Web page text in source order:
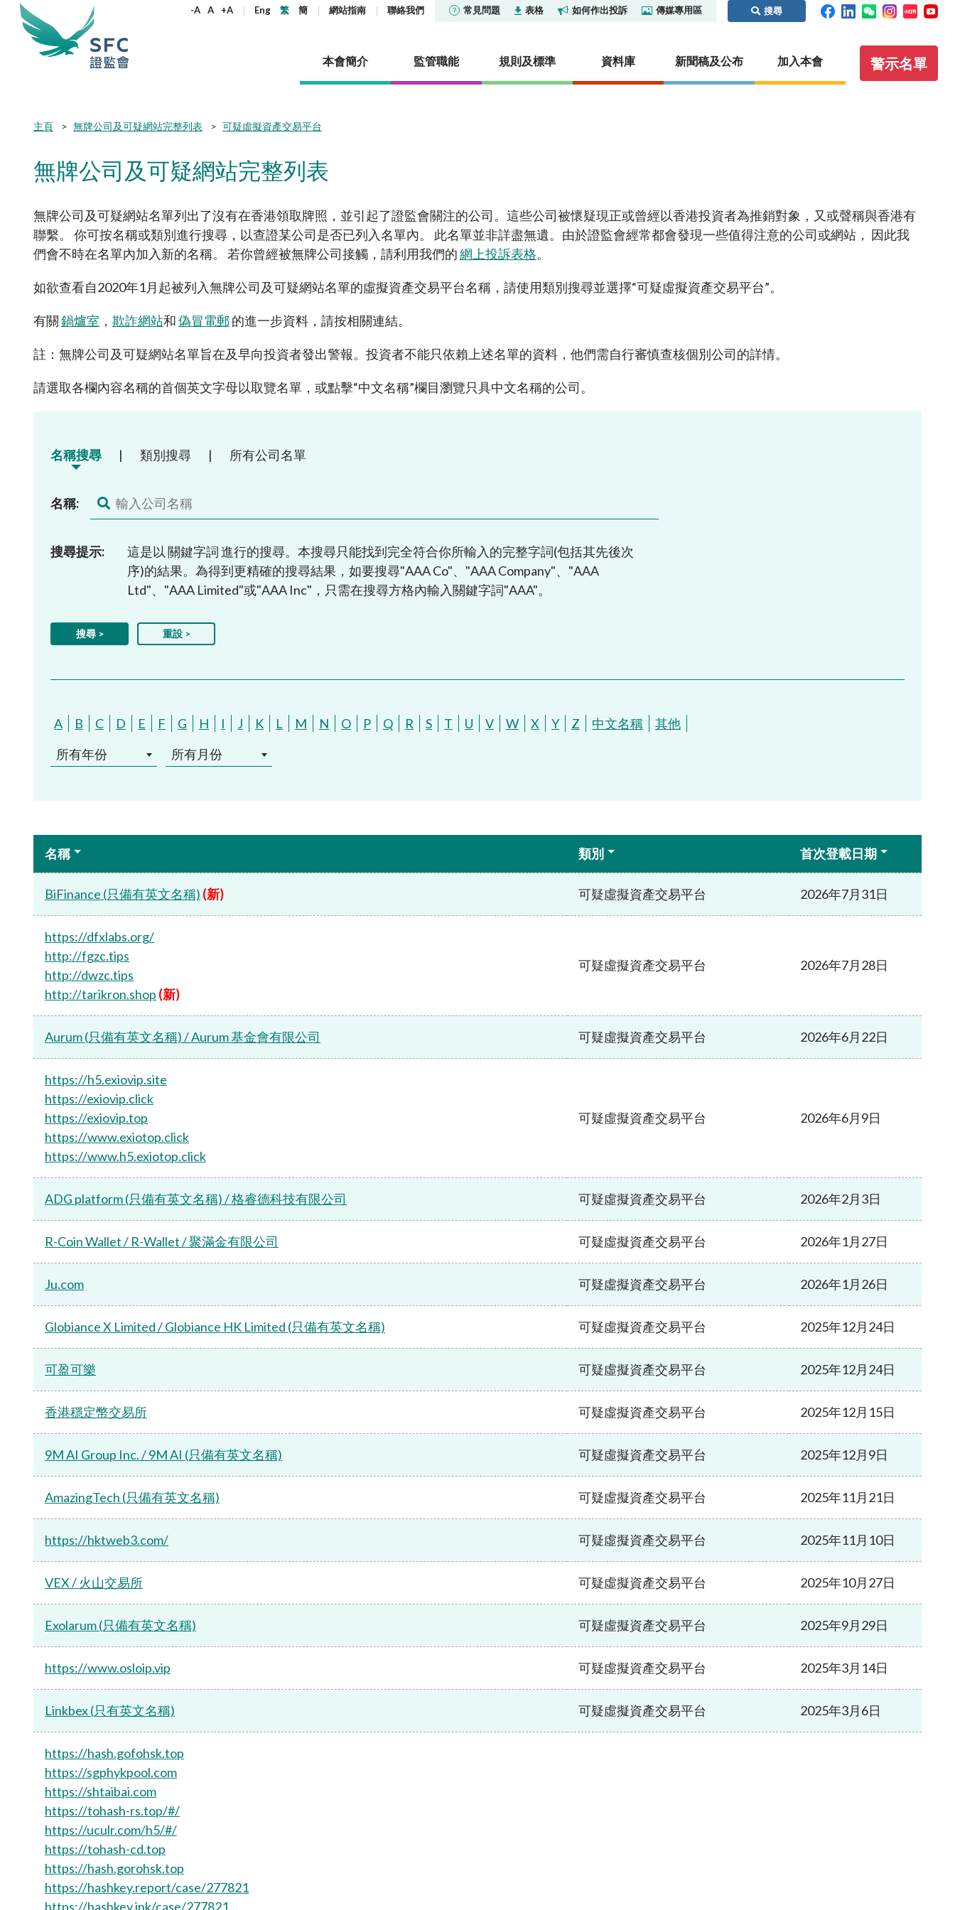
-A A +A Eng 繁 簡 網站指南 聯絡我們 常見問題 表格 如何作出投訴 傳媒專用區 搜尋
本會簡介 監管職能 規則及標準 資料庫 新聞稿及公布 加入本會 警示名單
本會簡介
監管角色
監管目標
監管對象
如何運作
組織架構
機構管治
管治架構
原則
獨立委員會及審裁處
服務承諾
關懷僱員 服務社群
保護環境
活動
本地
國際事務
公眾查詢：額外指引及查詢途徑
監管職能
企業活動
雙重存檔
企業披露
收購合併事宜
非上市股份及債權證
諮詢文件及諮詢總結
常見問題
發牌事宜
監管事宜
產品
公開發售的投資產品列表
環境、社會及管治基金列表
開放式基金型公司
房地產投資信託基金
金資助計劃
諮詢文件及諮詢總結
表格及查檢表
「新資本投資者入境計劃」下的合資格
核准或認可機構
淡倉申報
場外衍生工具監管制度
內地與香港股市互聯互通
保密條文
執法行動
通函
規則及標準
法例
守則及指引
守則
指引
通函
開立帳戶
可接受的開立帳戶方式
透過遙距程序與海外個人客戶建立業務
關係的合資格司法管轄區名單
場外衍生工具監管制度
《證券及期貨條例》第XV部—披露
權益
監管規定
通函
非複雜及複雜產品
其他刊物及資料來源
法例及監管規定
通函
度
憲報公告
法律公告
按主題搜尋規例
虛擬資產交易平台營運者
虛擬資產諮詢小組
無紙證券市場
無紙證券市場的法例、守則及指引
資料庫
機構刊物
證監會2024至2026年策略重點
年報
季度報告
證監會簡介
基金結構
通訊
執法通訊
證監會合規通訊：中介人
證監會監管通訊
收購通訊
研究論文
統計數據
演講辭
常見問題
新聞稿及公布
新聞稿
所有新聞稿
證監會消息
執法消息
其他新聞稿
政策聲明及公布
股權高度集中公布
決定、聲明及披露
目前生效的冷淡對待令
加入本會
為何選擇證監會
在職人士加入本會
大學畢業生加入本會
實習生加入本會
在證監會工作
社會責任
監管角色
監管目標
監管對象
如何運作
聯絡我們
常見問題
主頁 無牌公司及可疑網站完整列表 可疑虛擬資產交易平台
無牌公司及可疑網站完整列表
無牌公司及可疑網站名單列出了沒有在香港領取牌照，並引起了證監會關注的公司。這些公司被懷疑現正或曾經以香港投資者為推銷對象，又或聲稱與香港有
聯繫。 你可按名稱或類別進行搜尋，以查證某公司是否已列入名單內。 此名單並非詳盡無遺。由於證監會經常都會發現一些值得注意的公司或網站， 因此我
們會不時在名單內加入新的名稱。 若你曾經被無牌公司接觸，請利用我們的網上投訴表格。
如欲查看自2020年1月起被列入無牌公司及可疑網站名單的虛擬資產交易平台名稱，請使用類別搜尋並選擇“可疑虛擬資產交易平台”。
有關鍋爐室 ， 欺詐網站和偽冒電郵的進一步資料，請按相關連結。
註：無牌公司及可疑網站名單旨在及早向投資者發出警報。投資者不能只依賴上述名單的資料，他們需自行審慎查核個別公司的詳情。
請選取各欄內容名稱的首個英文字母以取覽名單，或點擊“中文名稱”欄目瀏覽只具中文名稱的公司。
名稱搜尋 | 類別搜尋 | 所有公司名單
名稱:
搜尋提示:
這是以 關鍵字詞 進行的搜尋。本搜尋只能找到完全符合你所輸入的完整字詞(包括其先後次
序)的結果。為得到更精確的搜尋結果，如要搜尋"AAA Co"、"AAA Company"、"AAA
Ltd"、"AAA Limited"或"AAA Inc"，只需在搜尋方格內輸入關鍵字詞"AAA"。
Submit
Submit
A B C D E F G H I J K L M N O P Q R S T U V W X Y Z 中文名稱
其他
所有年份
所有月份
名稱 類別 首次登載日期
BiFinance (只備有英文名稱) (新) 可疑虛擬資產交易平台 2026年7月31日
https://dfxlabs.org/
http://fgzc.tips
http://dwzc.tips
http://tarikron.shop (新)
可疑虛擬資產交易平台 2026年7月28日
Aurum (只備有英文名稱) / Aurum 基金會有限公司 可疑虛擬資產交易平台 2026年6月22日
https://h5.exiovip.site
https://exiovip.click
https://exiovip.top
https://www.exiotop.click
https://www.h5.exiotop.click
可疑虛擬資產交易平台 2026年6月9日
ADG platform (只備有英文名稱) / 格睿德科技有限公司 可疑虛擬資產交易平台 2026年2月3日
R-Coin Wallet / R-Wallet / 聚滿金有限公司 可疑虛擬資產交易平台 2026年1月27日
Ju.com 可疑虛擬資產交易平台 2026年1月26日
Globiance X Limited / Globiance HK Limited (只備有英文名稱) 可疑虛擬資產交易平台 2025年12月24日
可盈可樂 可疑虛擬資產交易平台 2025年12月24日
香港穩定幣交易所 可疑虛擬資產交易平台 2025年12月15日
9M AI Group Inc. / 9M AI (只備有英文名稱) 可疑虛擬資產交易平台 2025年12月9日
AmazingTech (只備有英文名稱) 可疑虛擬資產交易平台 2025年11月21日
https://hktweb3.com/ 可疑虛擬資產交易平台 2025年11月10日
VEX / 火山交易所 可疑虛擬資產交易平台 2025年10月27日
Exolarum (只備有英文名稱) 可疑虛擬資產交易平台 2025年9月29日
https://www.osloip.vip 可疑虛擬資產交易平台 2025年3月14日
Linkbex (只有英文名稱) 可疑虛擬資產交易平台 2025年3月6日
https://hash.gofohsk.top
https://sgphykpool.com
https://shtaibai.com
https://tohash-rs.top/#/
https://uculr.com/h5/#/
https://tohash-cd.top
https://hash.gorohsk.top
https://hashkey.report/case/277821
https://hashkey.ink/case/277821